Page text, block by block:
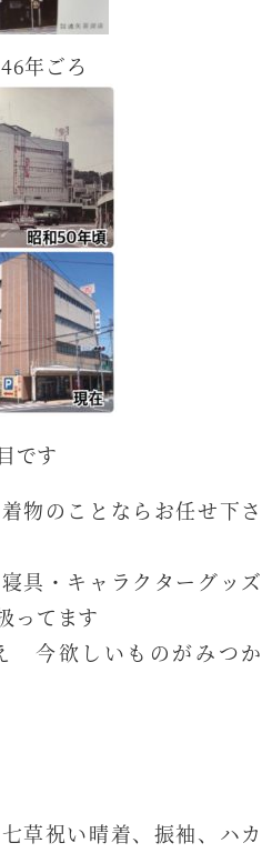
年ごろ
です
物のことならお任せ下さ
具・キャラクターグッズ
ってます
今欲しいものがみつか
草祝い晴着、振袖、ハカ